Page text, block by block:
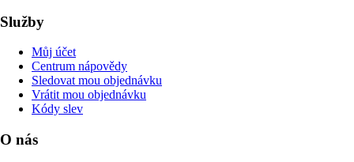
Služby
Můj účet
Centrum nápovědy
Sledovat mou objednávku
Vrátit mou objednávku
Kódy slev
O nás